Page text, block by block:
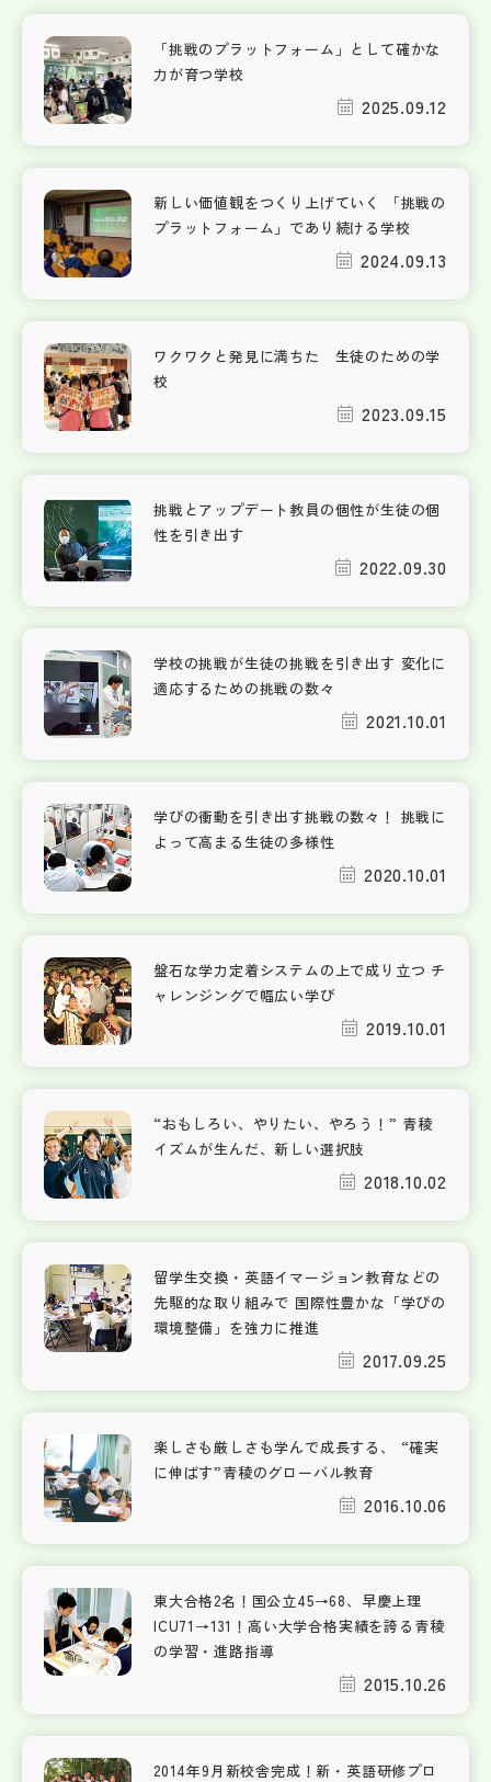
「挑戦のプラットフォーム」として確かな
力が育つ学校
2025.09.12
新しい価値観をつくり上げていく 「挑戦の
プラットフォーム」であり続ける学校
2024.09.13
ワクワクと発見に満ちた 生徒のための学
校
2023.09.15
挑戦とアップデート教員の個性が生徒の個
性を引き出す
2022.09.30
学校の挑戦が生徒の挑戦を引き出す 変化に
適応するための挑戦の数々
2021.10.01
学びの衝動を引き出す挑戦の数々！ 挑戦に
よって高まる生徒の多様性
2020.10.01
盤石な学力定着システムの上で成り立つ チ
ャレンジングで幅広い学び
2019.10.01
“おもしろい、やりたい、やろう！” 青稜
イズムが生んだ、新しい選択肢
2018.10.02
留学生交換・英語イマージョン教育などの
先駆的な取り組みで 国際性豊かな「学びの
環境整備」を強力に推進
2017.09.25
楽しさも厳しさも学んで成長する、 “確実
に伸ばす”青稜のグローバル教育
2016.10.06
東大合格2名！国公立45→68、早慶上理
ICU71→131！高い大学合格実績を誇る青稜
の学習・進路指導
2015.10.26
2014年9月新校舎完成！新・英語研修プロ